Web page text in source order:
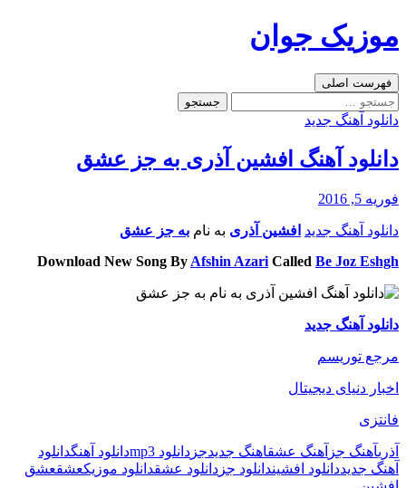
به
موزیک جوان
جست‌وجو
فهرست اصلی
جستجو
برای:
دانلود آهنگ جدید
دانلود آهنگ افشین آذری به جز عشق
فوریه 5, 2016
دانلود آهنگ جدید افشین آذری به نام به جز عشق
Download New Song By Afshin Azari Called Be Joz Eshgh
دانلود آهنگ جدید
مرجع توریسم
اخبار دنیای دیجیتال
فانتزی
آذریآهنگ جز آهنگ عشقاهنگ جدیدجز دانلود mp3 دانلود آهنگدانلود
آهنگ جدیددانلود افشیندانلود جز دانلود عشقدانلود موزیکعشقعشق